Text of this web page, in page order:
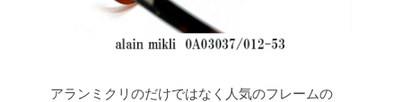
アランミクリのだけではなく人気のフレームの